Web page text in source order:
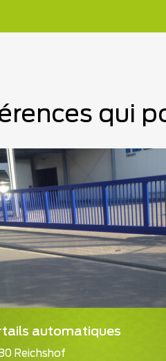
qui
automatiques
Reichshof